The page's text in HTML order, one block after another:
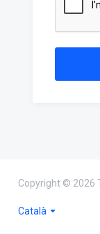
Copyright © 2026
Català